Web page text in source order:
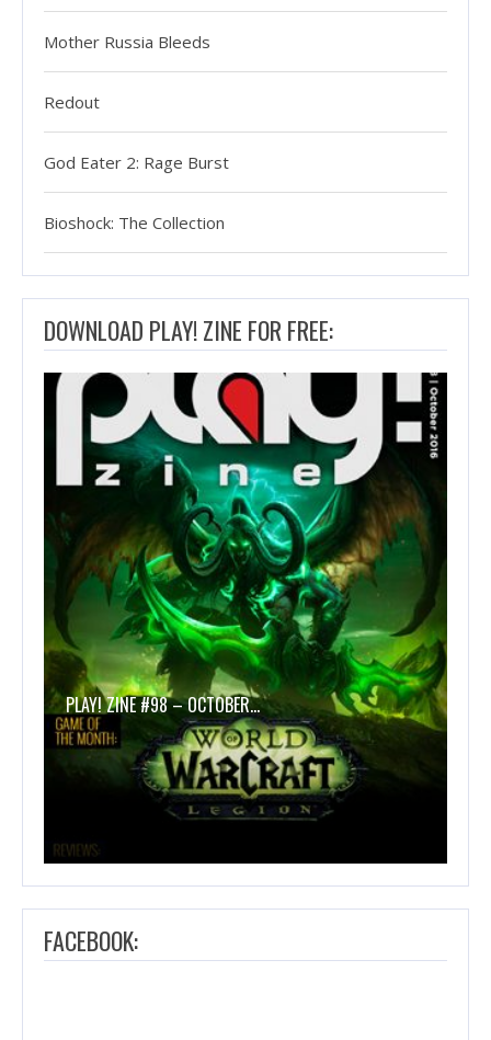
Mother Russia Bleeds
Redout
God Eater 2: Rage Burst
Bioshock: The Collection
DOWNLOAD PLAY! ZINE FOR FREE:
PLAY! ZINE #98 – OCTOBER…
FACEBOOK: